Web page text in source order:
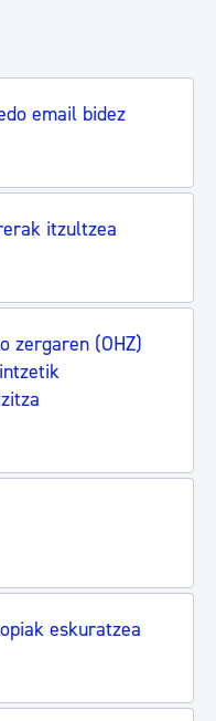
email bidez
itzultzea
zergaren (OHZ)
eskuratzea